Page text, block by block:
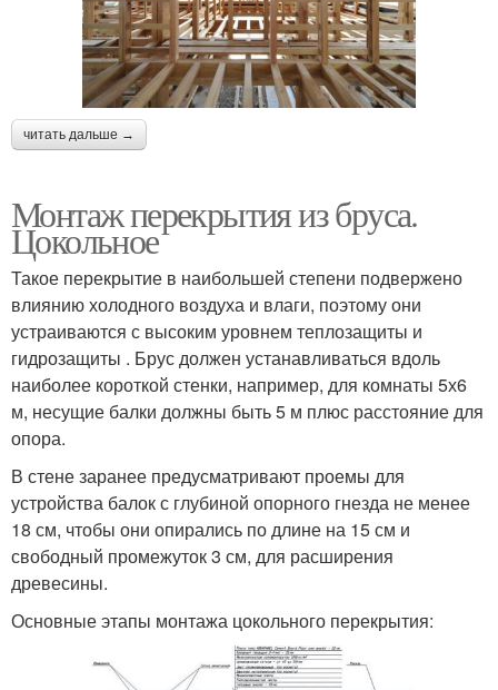
читать дальше →
Монтаж перекрытия из бруса.
Цокольное
Такое перекрытие в наибольшей степени подвержено
влиянию холодного воздуха и влаги, поэтому они
устраиваются с высоким уровнем теплозащиты и
гидрозащиты . Брус должен устанавливаться вдоль
наиболее короткой стенки, например, для комнаты 5х6
м, несущие балки должны быть 5 м плюс расстояние для
опора.
В стене заранее предусматривают проемы для
устройства балок с глубиной опорного гнезда не менее
18 см, чтобы они опирались по длине на 15 см и
свободный промежуток 3 см, для расширения
древесины.
Основные этапы монтажа цокольного перекрытия: